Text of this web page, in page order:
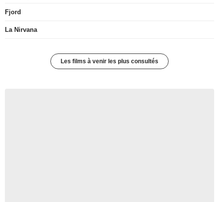
Fjord
La Nirvana
Les films à venir les plus consultés